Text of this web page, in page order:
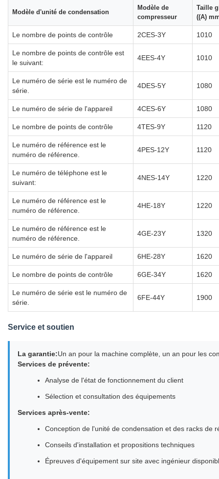
Modèle d'unité de condensation
Modèle de
compresseur
Taille
((A)
Le nombre de points de contrôle 2CES-3Y 1010
Le nombre de points de contrôle est
le suivant:
4EES-4Y 1010
Le numéro de série est le numéro de
série.
4DES-5Y 1080
Le numéro de série de l'appareil 4CES-6Y 1080
Le nombre de points de contrôle 4TES-9Y 1120
Le numéro de référence est le
numéro de référence.
4PES-12Y 1120
Le numéro de téléphone est le
suivant:
4NES-14Y 1220
Le numéro de référence est le
numéro de référence.
4HE-18Y 1220
Le numéro de référence est le
numéro de référence.
4GE-23Y 1320
Le numéro de série de l'appareil 6HE-28Y 1620
Le nombre de points de contrôle 6GE-34Y 1620
Le numéro de série est le numéro de
série.
6FE-44Y 1900
Service et soutien
La garantie:Un an pour la machine complète, un an pour les
Services de prévente:
Analyse de l'état de fonctionnement du client
Sélection et consultation des équipements
Services après-vente:
Conception de l'unité de condensation et des racks de
Conseils d'installation et propositions techniques
Épreuves d'équipement sur site avec ingénieur